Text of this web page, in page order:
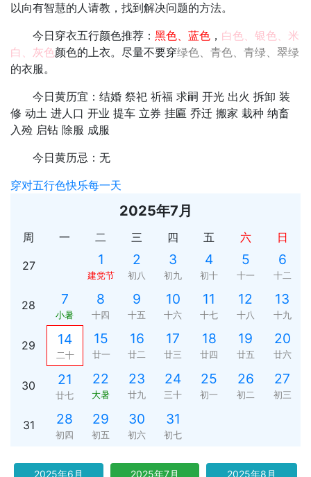
以向有智慧的人请教，找到解决问题的方法。
今日穿衣五行颜色推荐： 黑色、蓝色 ， 白色、银色、米
白、灰色颜色的上衣。尽量不要穿绿色、青色、青绿、翠绿
的衣服。
今日黄历宜：结婚 祭祀 祈福 求嗣 开光 出火 拆卸 装
修 动土 进人口 开业 提车 立券 挂匾 乔迁 搬家 栽种 纳畜
入殓 启钻 除服 成服
今日黄历忌：无
穿对五行色快乐每一天
2025年7月
周 一 二 三 四 五 六 日
27 1
建党节
2
初八
3
初九
4
初十
5
十一
6
十二
28 7
小暑
8
十四
9
十五
10
十六
11
十七
12
十八
13
十九
29 14
二十
15
廿一
16
廿二
17
廿三
18
廿四
19
廿五
20
廿六
30 21
廿七
22
大暑
23
廿九
24
三十
25
初一
26
初二
27
初三
31 28
初四
29
初五
30
初六
31
初七
2025年6月 2025年7月 2025年8月